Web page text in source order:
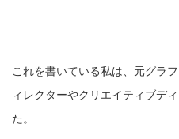
これを書いている私は、元グラ
ィレクターやクリエイティブデ
た。